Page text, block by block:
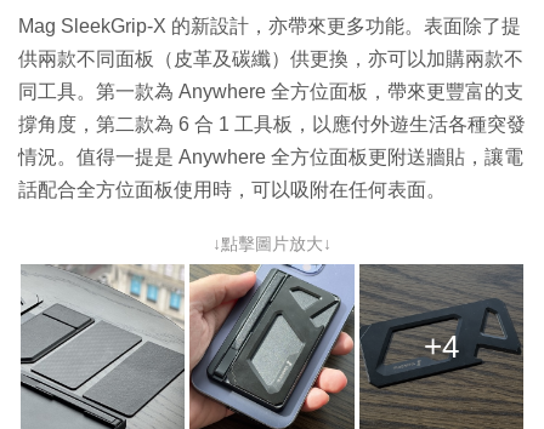
Mag SleekGrip-X 的新設計，亦帶來更多功能。表面除了提
供兩款不同面板（皮革及碳纖）供更換，亦可以加購兩款不
同工具。第一款為 Anywhere 全方位面板，帶來更豐富的支
撐角度，第二款為 6 合 1 工具板，以應付外遊生活各種突發
情況。值得一提是 Anywhere 全方位面板更附送牆貼，讓電
話配合全方位面板使用時，可以吸附在任何表面。
↓點擊圖片放大↓
+4